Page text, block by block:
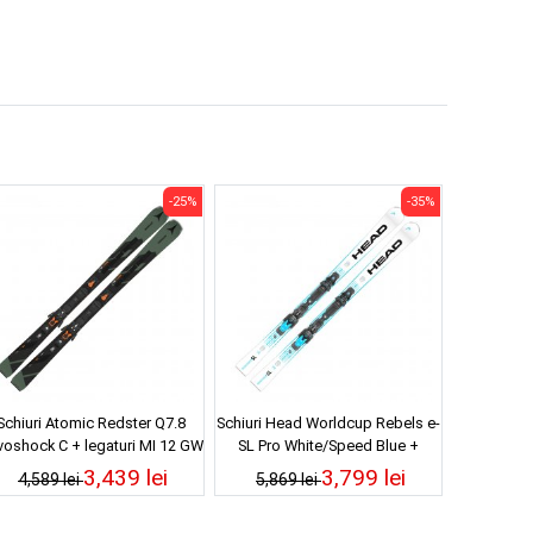
Atomic Redster Q7.8
C + legaturi MI 12 GW
Green/Black 25/26
4,589 lei
-25%
3,439 lei
Schiuri Head Worldcup Rebels e-
SL Pro White/Speed Blue +
legaturi Freeflex 14 Gw 25/26
5,869 lei
-35%
3,799 lei